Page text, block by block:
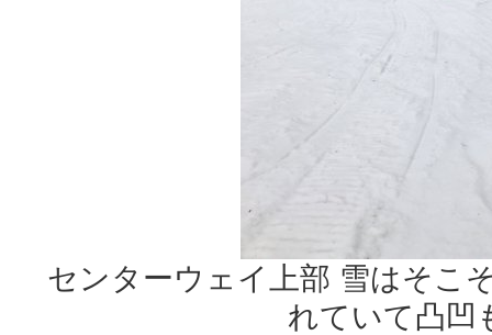
センターウェイ上部 雪はそこ
れていて凸凹